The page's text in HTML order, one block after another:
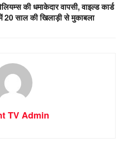
की धमाकेदार वापसी, वाइल्ड कार्ड
20 साल की खिलाड़ी से मुकाबला
TV Admin